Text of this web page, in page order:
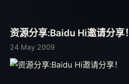
资源分享:Baidu Hi邀请分享！
24 May 2009